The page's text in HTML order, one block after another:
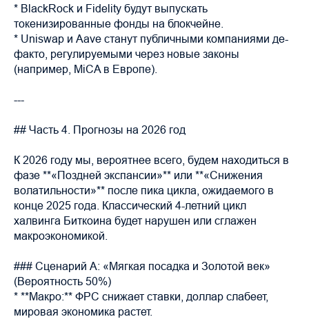
* BlackRock и Fidelity будут выпускать
токенизированные фонды на блокчейне.
* Uniswap и Aave станут публичными компаниями де-
факто, регулируемыми через новые законы
(например, MiCA в Европе).
---
## Часть 4. Прогнозы на 2026 год
К 2026 году мы, вероятнее всего, будем находиться в
фазе **«Поздней экспансии»** или **«Снижения
волатильности»** после пика цикла, ожидаемого в
конце 2025 года. Классический 4-летний цикл
халвинга Биткоина будет нарушен или сглажен
макроэкономикой.
### Сценарий A: «Мягкая посадка и Золотой век»
(Вероятность 50%)
* **Макро:** ФРС снижает ставки, доллар слабеет,
мировая экономика растет.